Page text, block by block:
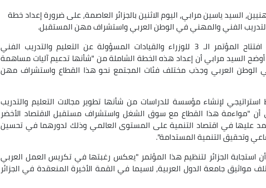
السيد ياسين مرابي، اليوم الاثنين بالجزائر العاصمة، على ضرورة إعداد خطة
الفني والمهني في الوطن العربي واستشراف مهن المستقبل.
وخلال كلمة ألقاها بمناسبة افتتاح المؤتمر الـ 3 للوزراء والقيادات المسؤولة عن التعليم والتدريب الفني
السيد مرابي أن إعداد هذه الخطة الشاملة من "شأنها تدعيم آليات مساهمة
الوطن العربي وجذب مختلف فئات المجتمع نحو هذا القطاع واستشراف مهن
استراتيجي لإنشاء مؤسسة للدراسات من شأنها تطوير مجالات التعليم والتدريب
أن "مواءمة هذا القطاع مع سوق الشغل واستشراف مستقبل الاقتصاد الأخضر
عليها في اقتصاد التنمية على المستوى العالمي وذلك لدورهما في تحسين
وتحقيق التنمية المستدامة".
استجابة الجزائر لتنظيم هذا المؤتمر "يعكس رغبتها في تكريس العمل العربي
جامعة الدول العربية، لاسيما في القمة الأخيرة المنعقدة في الجزائر